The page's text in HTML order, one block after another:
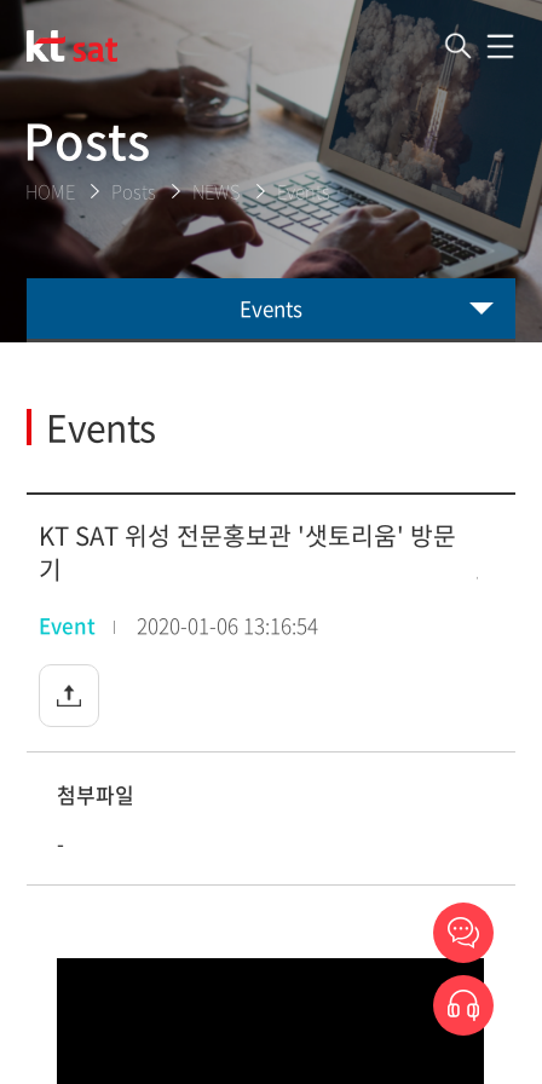
Posts
HOME Posts NEWS Events
Events
Events
KT SAT 위성 전문홍보관 '샛토리움' 방문
기
Event 2020-01-06 13:16:54
첨부파일
-